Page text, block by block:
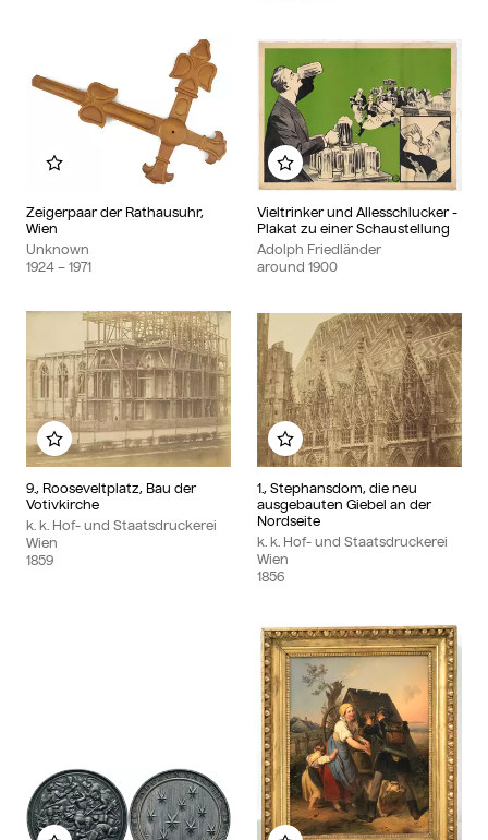
Zeigerpaar der Rathausuhr,
Wien
Unknown
1924 – 1971
Add to my album
Vieltrinker und Allesschlucker -
Plakat zu einer Schaustellung
Adolph Friedländer
around 1900
Add to my album
9., Rooseveltplatz, Bau der
Votivkirche
k. k. Hof- und Staatsdruckerei
Wien
1859
Add to my album
1., Stephansdom, die neu
ausgebauten Giebel an der
Nordseite
k. k. Hof- und Staatsdruckerei
Wien
1856
Add to my album